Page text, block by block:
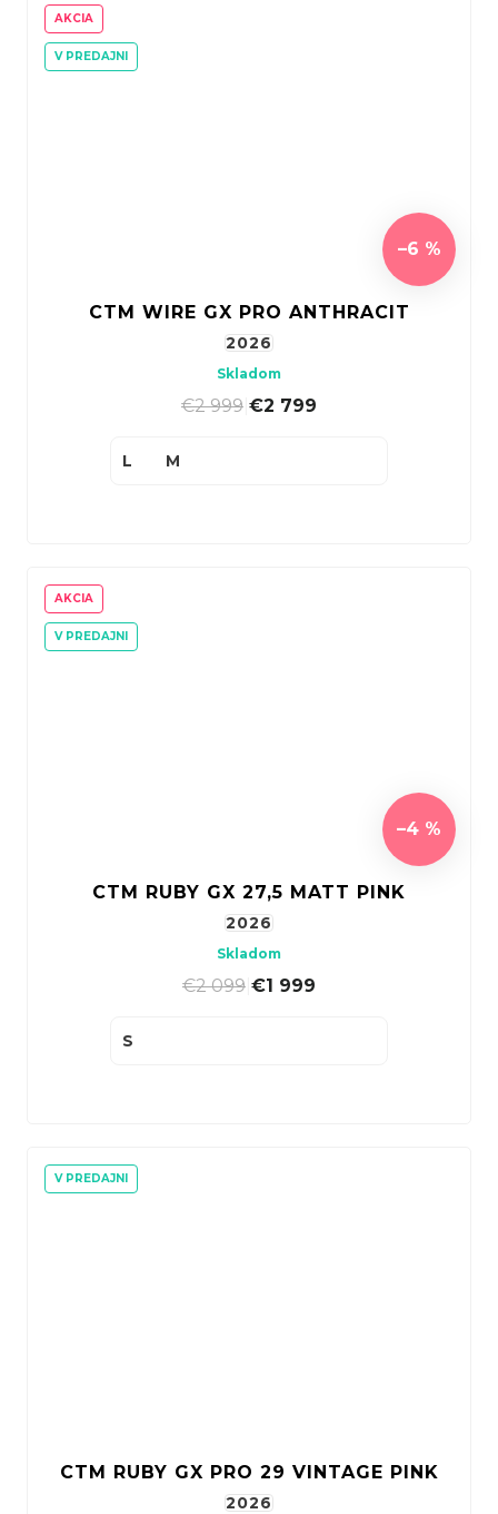
AKCIA
V PREDAJNI
–6 %
CTM WIRE GX PRO ANTHRACIT
2026
Skladom
€2 999 €2 799
L M
AKCIA
V PREDAJNI
–4 %
CTM RUBY GX 27,5 MATT PINK
2026
Skladom
€2 099 €1 999
S
V PREDAJNI
CTM RUBY GX PRO 29 VINTAGE PINK
2026